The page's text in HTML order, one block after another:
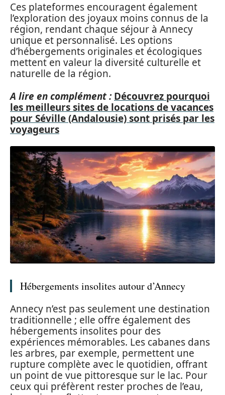
Ces plateformes encouragent également
l’exploration des joyaux moins connus de la
région, rendant chaque séjour à Annecy
unique et personnalisé. Les options
d’hébergements originales et écologiques
mettent en valeur la diversité culturelle et
naturelle de la région.
A lire en complément : Découvrez pourquoi
les meilleurs sites de locations de vacances
pour Séville (Andalousie) sont prisés par les
voyageurs
Hébergements insolites autour d’Annecy
Annecy n’est pas seulement une destination
traditionnelle ; elle offre également des
hébergements insolites pour des
expériences mémorables. Les cabanes dans
les arbres, par exemple, permettent une
rupture complète avec le quotidien, offrant
un point de vue pittoresque sur le lac. Pour
ceux qui préfèrent rester proches de l’eau,